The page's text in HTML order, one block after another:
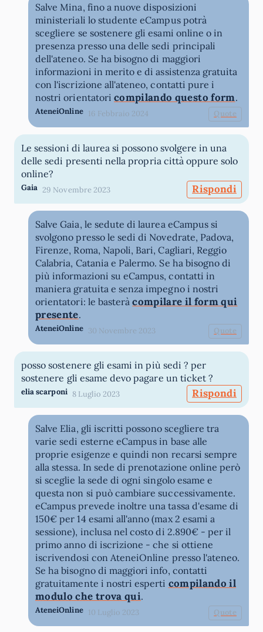
Salve Mina, fino a nuove disposizioni
ministeriali lo studente eCampus potrà
scegliere se sostenere gli esami online o in
presenza presso una delle sedi principali
dell'ateneo. Se ha bisogno di maggiori
informazioni in merito e di assistenza gratuita
con l'iscrizione all'ateneo, contatti pure i
nostri orientatori compilando questo form.
AteneiOnline 16 Febbraio 2024 Quote
Le sessioni di laurea si possono svolgere in una
delle sedi presenti nella propria città oppure solo
online?
Gaia 29 Novembre 2023 Rispondi
Salve Gaia, le sedute di laurea eCampus si
svolgono presso le sedi di Novedrate, Padova,
Firenze, Roma, Napoli, Bari, Cagliari, Reggio
Calabria, Catania e Palermo. Se ha bisogno di
più informazioni su eCampus, contatti in
maniera gratuita e senza impegno i nostri
orientatori: le basteràcompilare il form qui
presente.
AteneiOnline 30 Novembre 2023 Quote
posso sostenere gli esami in più sedi ? per
sostenere gli esame devo pagare un ticket ?
elia scarponi 8 Luglio 2023 Rispondi
Salve Elia, gli iscritti possono scegliere tra
varie sedi esterne eCampus in base alle
proprie esigenze e quindi non recarsi sempre
alla stessa. In sede di prenotazione online però
si sceglie la sede di ogni singolo esame e
questa non si può cambiare successivamente.
eCampus prevede inoltre una tassa d'esame di
150€ per 14 esami all'anno (max 2 esami a
sessione), inclusa nel costo di 2.890€ - per il
primo anno di iscrizione - che si ottiene
iscrivendosi con AteneiOnline presso l'ateneo.
Se ha bisogno di maggiori info, contatti
gratuitamente i nostri esperti compilando il
modulo che trova qui.
AteneiOnline 10 Luglio 2023 Quote